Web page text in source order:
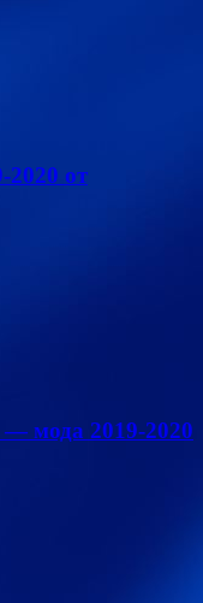
2020 от
мода 2019-2020